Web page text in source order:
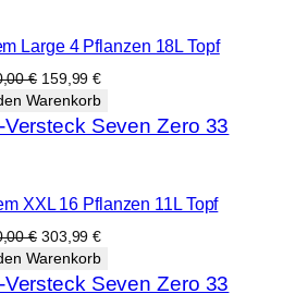
Large 4 Pflanzen 18L Topf
€ Ursprünglicher
Preis
war:
200,00 €
159,99€Aktueller
Preis
ist:
159,99 €.
Warenkorb
XXL 16 Pflanzen 11L Topf
€ Ursprünglicher
Preis
war:
380,00 €
303,99€Aktueller
Preis
ist:
303,99 €.
Warenkorb